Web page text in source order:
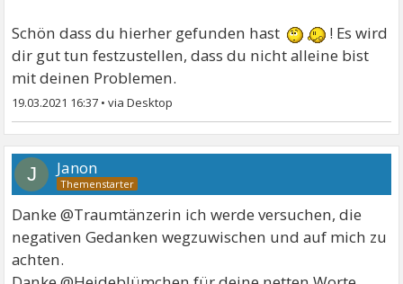
Schön dass du hierher gefunden hast
! Es wird
dir gut tun festzustellen, dass du nicht alleine bist
mit deinen Problemen.
19.03.2021 16:37 •
J Janon
Danke @Traumtänzerin ich werde versuchen, die
negativen Gedanken wegzuwischen und auf mich zu
achten.